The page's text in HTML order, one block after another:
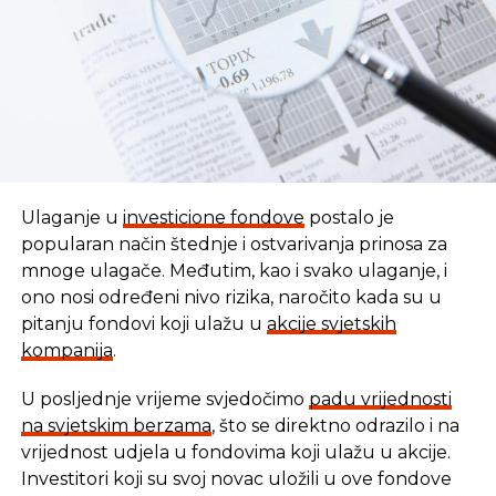
U vremenu kada tradicionalni oblici štednje nude
sve skromnije prinose, ovaj Fond se nameće kao
moderna alternativa svima koji žele da njihov novac
radi za njih, i da pritom podrže razvoj domaće
Ulaganje u investicione fondove postalo je
popularan način štednje i ostvarivanja prinosa za
mnoge ulagače. Međutim, kao i svako ulaganje, i
ono nosi određeni nivo rizika, naročito kada su u
pitanju fondovi koji ulažu u akcije svjetskih
kompanija.
U posljednje vrijeme svjedočimo padu vrijednosti
na svjetskim berzama, što se direktno odrazilo i na
vrijednost udjela u fondovima koji ulažu u akcije.
Investitori koji su svoj novac uložili u ove fondove